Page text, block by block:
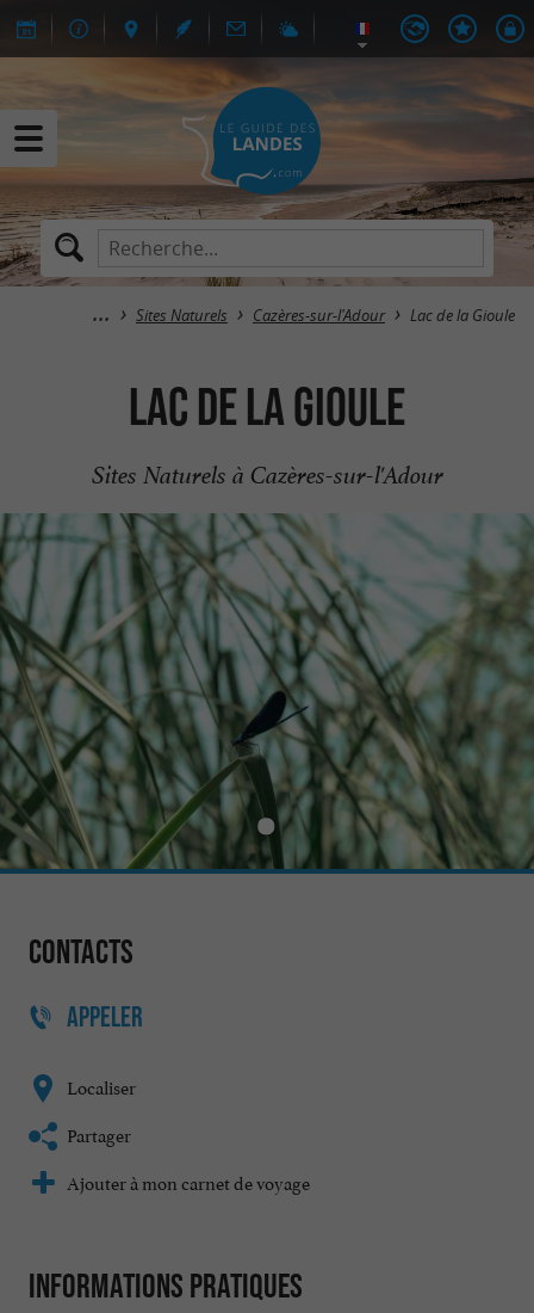
Sites Naturels Cazères-sur-l'Adour Lac de la Gioule
Lac de la Gioule
Sites Naturels à Cazères-sur-l'Adour
Contacts
APPELER
Localiser
Partager
Ajouter à mon carnet de voyage
Informations pratiques